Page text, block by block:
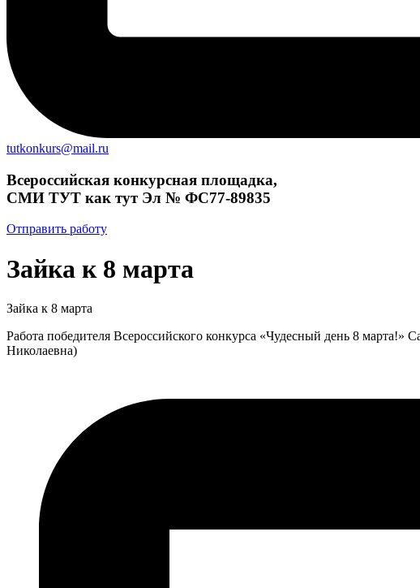
tutkonkurs@mail.ru
Всероссийская конкурсная площадка,
СМИ ТУТ как тут Эл № ФС77-89835
Отправить работу
Зайка к 8 марта
Зайка к 8 марта
Работа победителя Всероссийского конкурса «Чудесный день 8
Николаевна)